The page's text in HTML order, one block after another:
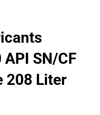
SN/CF
208 Liter